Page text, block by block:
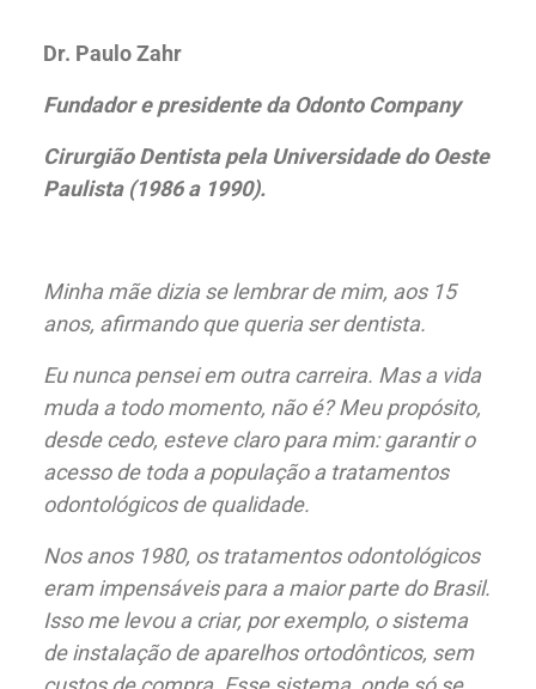
Dr. Paulo Zahr
Fundador e presidente da Odonto Company
Cirurgião Dentista pela Universidade do Oeste
Paulista (1986 a 1990).
Minha mãe dizia se lembrar de mim, aos 15
anos, afirmando que queria ser dentista.
Eu nunca pensei em outra carreira. Mas a vida
muda a todo momento, não é? Meu propósito,
desde cedo, esteve claro para mim: garantir o
acesso de toda a população a tratamentos
odontológicos de qualidade.
Nos anos 1980, os tratamentos odontológicos
eram impensáveis para a maior parte do Brasil.
Isso me levou a criar, por exemplo, o sistema
de instalação de aparelhos ortodônticos, sem